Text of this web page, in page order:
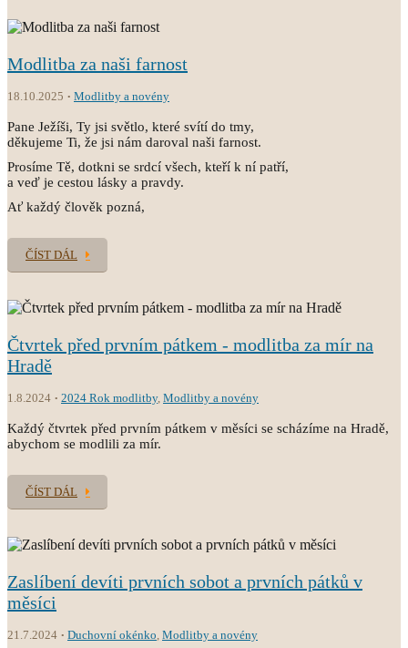
Modlitba za naši farnost
18.10.2025 Modlitby a novény
Pane Ježíši, Ty jsi světlo, které svítí do tmy,
děkujeme Ti, že jsi nám daroval naši farnost.
Prosíme Tě, dotkni se srdcí všech, kteří k ní patří,
a veď je cestou lásky a pravdy.
Ať každý člověk pozná,
ČÍST DÁL
Čtvrtek před prvním pátkem - modlitba za mír na
Hradě
1.8.2024 2024 Rok modlitby, Modlitby a novény
Každý čtvrtek před prvním pátkem v měsíci se scházíme na Hradě,
abychom se modlili za mír.
ČÍST DÁL
Zaslíbení devíti prvních sobot a prvních pátků v
měsíci
21.7.2024 Duchovní okénko, Modlitby a novény